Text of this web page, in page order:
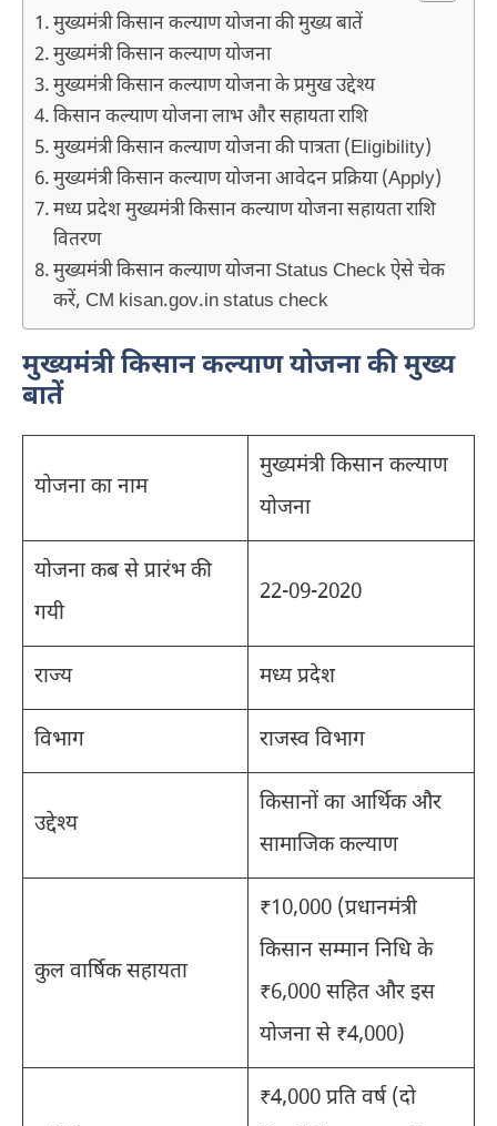
मुख्यमंत्री किसान कल्याण योजना की मुख्य बातें
मुख्यमंत्री किसान कल्याण योजना
मुख्यमंत्री किसान कल्याण योजना के प्रमुख उद्देश्य
किसान कल्याण योजना लाभ और सहायता राशि
मुख्यमंत्री किसान कल्याण योजना की पात्रता (Eligibility)
मुख्यमंत्री किसान कल्याण योजना आवेदन प्रक्रिया (Apply)
मध्य प्रदेश मुख्यमंत्री किसान कल्याण योजना सहायता राशि
वितरण
मुख्यमंत्री किसान कल्याण योजना Status Check ऐसे चेक
करें, CM kisan.gov.in status check
मुख्यमंत्री किसान कल्याण योजना की मुख्य
बातें
योजना का नाम
मुख्यमंत्री किसान कल्याण
योजना
योजना कब से प्रारंभ की
गयी
22-09-2020
राज्य मध्य प्रदेश
विभाग राजस्व विभाग
उद्देश्य
किसानों का आर्थिक और
सामाजिक कल्याण
कुल वार्षिक सहायता
₹10,000 (प्रधानमंत्री
किसान सम्मान निधि के
₹6,000 सहित और इस
योजना से ₹4,000)
₹4,000 प्रति वर्ष (दो